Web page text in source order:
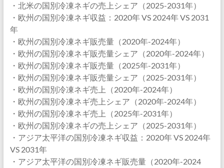
・北米の国別冷凍ネギの売上シェア（2025-2031年）
・欧州の国別冷凍ネギ収益：2020年 VS 2024年 VS 2031
年
・欧州の国別冷凍ネギ販売量（2020年-2024年）
・欧州の国別冷凍ネギ販売量シェア（2020年-2024年）
・欧州の国別冷凍ネギ販売量（2025年-2031年）
・欧州の国別冷凍ネギ販売量シェア（2025-2031年）
・欧州の国別冷凍ネギ売上（2020年-2024年）
・欧州の国別冷凍ネギ売上シェア（2020年-2024年）
・欧州の国別冷凍ネギ売上（2025年-2031年）
・欧州の国別冷凍ネギの売上シェア（2025-2031年）
・アジア太平洋の国別冷凍ネギ収益：2020年 VS 2024年
VS 2031年
・アジア太平洋の国別冷凍ネギ販売量（2020年-2024